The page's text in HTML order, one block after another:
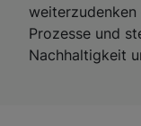
Prozesse und
Nachhaltigkeit